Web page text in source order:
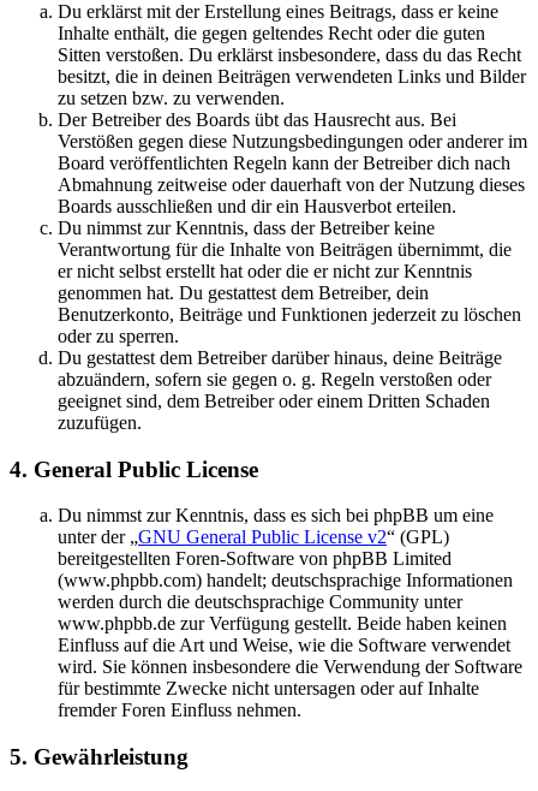
Du erklärst mit der Erstellung eines Beitrags, dass er keine
Inhalte enthält, die gegen geltendes Recht oder die guten
Sitten verstoßen. Du erklärst insbesondere, dass du das Recht
besitzt, die in deinen Beiträgen verwendeten Links und Bilder
zu setzen bzw. zu verwenden.
Der Betreiber des Boards übt das Hausrecht aus. Bei
Verstößen gegen diese Nutzungsbedingungen oder anderer im
Board veröffentlichten Regeln kann der Betreiber dich nach
Abmahnung zeitweise oder dauerhaft von der Nutzung dieses
Boards ausschließen und dir ein Hausverbot erteilen.
Du nimmst zur Kenntnis, dass der Betreiber keine
Verantwortung für die Inhalte von Beiträgen übernimmt, die
er nicht selbst erstellt hat oder die er nicht zur Kenntnis
genommen hat. Du gestattest dem Betreiber, dein
Benutzerkonto, Beiträge und Funktionen jederzeit zu löschen
oder zu sperren.
Du gestattest dem Betreiber darüber hinaus, deine Beiträge
abzuändern, sofern sie gegen o. g. Regeln verstoßen oder
geeignet sind, dem Betreiber oder einem Dritten Schaden
zuzufügen.
4. General Public License
Du nimmst zur Kenntnis, dass es sich bei phpBB um eine
unter der „GNU General Public License v2“ (GPL)
bereitgestellten Foren-Software von phpBB Limited
(www.phpbb.com) handelt; deutschsprachige Informationen
werden durch die deutschsprachige Community unter
www.phpbb.de zur Verfügung gestellt. Beide haben keinen
Einfluss auf die Art und Weise, wie die Software verwendet
wird. Sie können insbesondere die Verwendung der Software
für bestimmte Zwecke nicht untersagen oder auf Inhalte
fremder Foren Einfluss nehmen.
5. Gewährleistung